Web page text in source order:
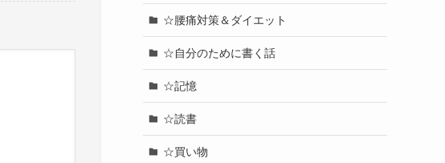
☆腰痛対策＆ダイエット
☆自分のために書く話
☆記憶
☆読書
☆買い物